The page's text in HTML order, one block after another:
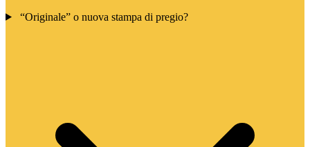
“Originale” o nuova stampa di pregio?